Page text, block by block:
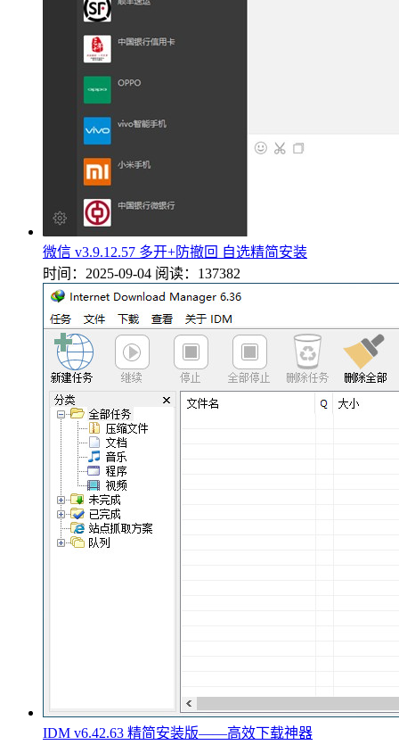
微信 v3.9.12.57 多开+防撤回 自选精简安装
时间：2025-09-04 阅读：137382
IDM v6.42.63 精简安装版——高效下载神器